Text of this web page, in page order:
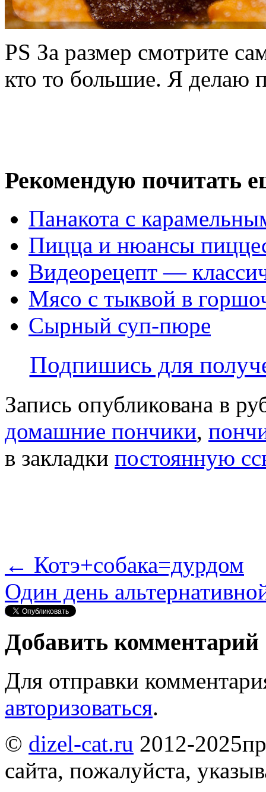
PS За размер смотрите
кто то большие. Я делаю
Рекомендую почитать
Панакота с
Пицца и нюансы
Видеорецепт —
Мясо с тыквой в
Сырный суп-пюре
Подпишись для
Запись опубликована в
домашние пончики,
в закладки постоянную
← Котэ+собака=дурдом
Один день
Нравится
Добавить комментарий
Для отправки
авторизоваться.
© dizel-cat.ru 2012-2025
сайта, пожалуйста,